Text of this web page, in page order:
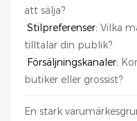
att sälja?
Stilpreferenser: Vilka
tilltalar din publik?
Försäljningskanaler:
butiker eller grossist?
En stark